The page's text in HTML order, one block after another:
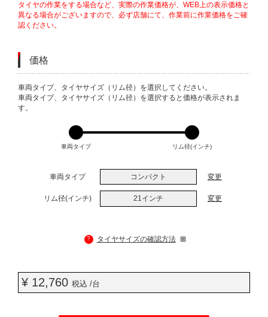
タイヤの作業をする場合など、実際の作業価格が、WEB上の表示価格と
異なる場合がございますので、必ず店舗にて、作業前に作業価格をご確
認ください。
価格
VARIATIONS
車両タイプ、タイヤサイズ（リム径）を選択してください。
車両タイプ、タイヤサイズ（リム径）を選択すると価格が表示されま
す。
車両タイプ リム径(インチ)
車両タイプ コンパクト 変更
リム径(インチ) 21インチ 変更
? タイヤサイズの確認方法
¥ 12,760 税込 /台